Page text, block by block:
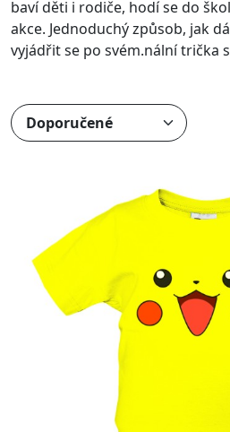
baví děti i rodiče, hodí se do
akce. Jednoduchý způsob, jak
vyjádřit se po svém.nální trička